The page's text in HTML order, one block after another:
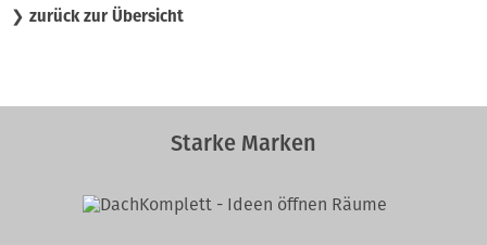
❯ zurück zur Übersicht
Starke Marken